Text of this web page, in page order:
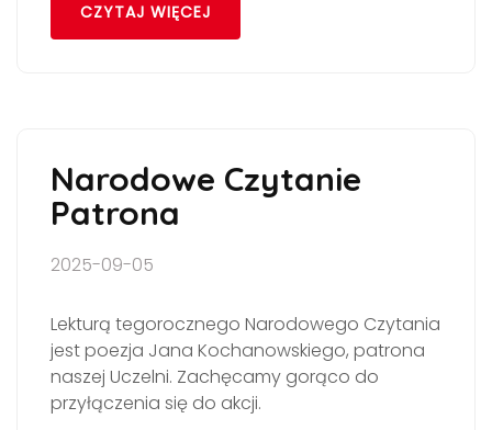
CZYTAJ WIĘCEJ
Narodowe Czytanie
Patrona
2025-09-05
Lekturą tegorocznego Narodowego Czytania
jest poezja Jana Kochanowskiego, patrona
naszej Uczelni. Zachęcamy gorąco do
przyłączenia się do akcji.